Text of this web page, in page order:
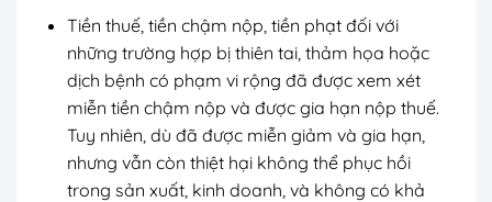
Tiền thuế, tiền chậm nộp, tiền phạt đối với
những trường hợp bị thiên tai, thảm họa hoặc
dịch bệnh có phạm vi rộng đã được xem xét
miễn tiền chậm nộp và được gia hạn nộp thuế.
Tuy nhiên, dù đã được miễn giảm và gia hạn,
nhưng vẫn còn thiệt hại không thể phục hồi
trong sản xuất, kinh doanh, và không có khả